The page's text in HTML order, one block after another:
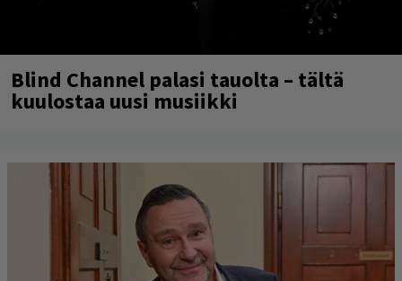
Blind Channel palasi tauolta – tältä
kuulostaa uusi musiikki